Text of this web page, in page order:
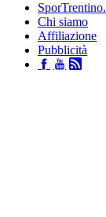
Chi siamo
Affiliazione
Pubblicità